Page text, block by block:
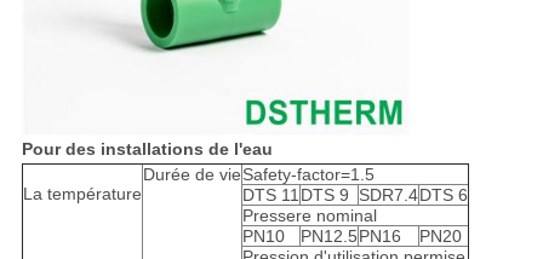
Pour des installations de l'eau
La température
Durée de vieSafety-factor=1.5
DTS 11DTS 9 SDR7.4DTS 6
Pressere nominal
PN10
PN12.5PN16
PN20